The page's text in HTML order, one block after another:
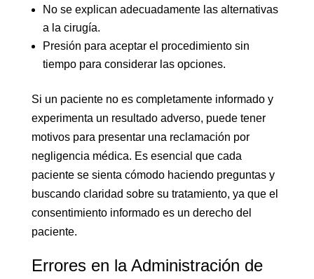
No se explican adecuadamente las alternativas
a la cirugía.
Presión para aceptar el procedimiento sin
tiempo para considerar las opciones.
Si un paciente no es completamente informado y
experimenta un resultado adverso, puede tener
motivos para presentar una reclamación por
negligencia médica. Es esencial que cada
paciente se sienta cómodo haciendo preguntas y
buscando claridad sobre su tratamiento, ya que el
consentimiento informado es un derecho del
paciente.
Errores en la Administración de